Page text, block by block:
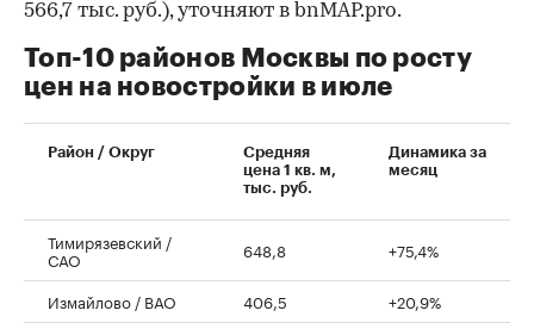
00:00 / 00:00
566,7 тыс. руб.), уточняют в bnMAP.pro.
Топ-10 районов Москвы по росту
цен на новостройки в июле
Район / Округ
Средняя
цена 1 кв. м,
тыс. руб.
Динамика за
месяц
Тимирязевский /
САО 648,8 +75,4%
Измайлово / ВАО 406,5
+20,9%